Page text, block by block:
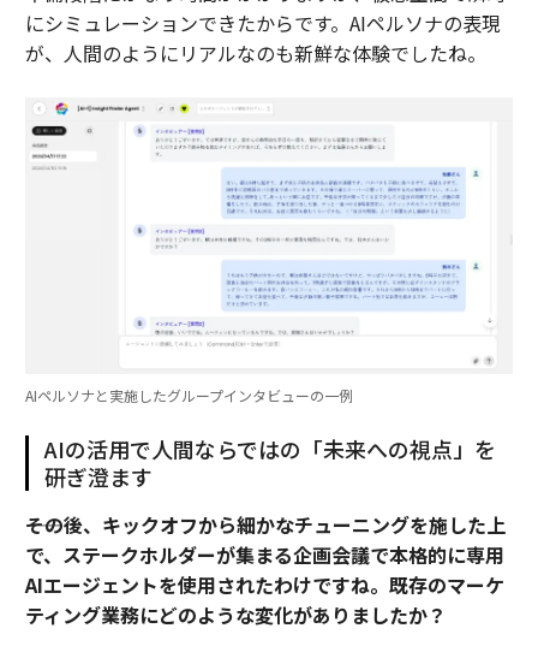
にシミュレーションできたからです。AIペルソナの表現
が、人間のようにリアルなのも新鮮な体験でしたね。
AIペルソナと実施したグループインタビューの一例
AIの活用で人間ならではの「未来への視点」を
研ぎ澄ます
――その後、キックオフから細かなチューニングを施した上
で、ステークホルダーが集まる企画会議で本格的に専用
AIエージェントを使用されたわけですね。既存のマーケ
ティング業務にどのような変化がありましたか？